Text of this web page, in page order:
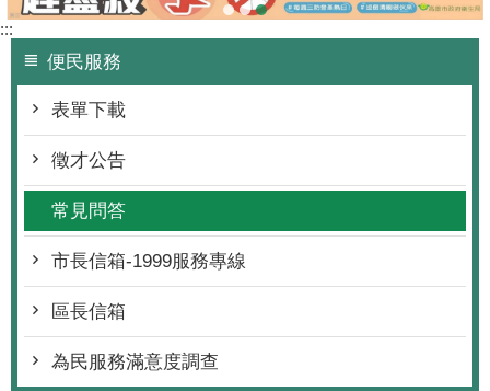
:::
便民服務
表單下載
徵才公告
常見問答
市長信箱-1999服務專線
區長信箱
為民服務滿意度調查